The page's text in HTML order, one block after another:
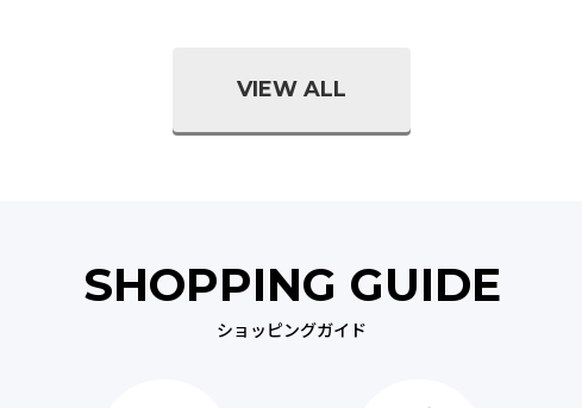
VIEW ALL
SHOPPING GUIDE
ショッピングガイド